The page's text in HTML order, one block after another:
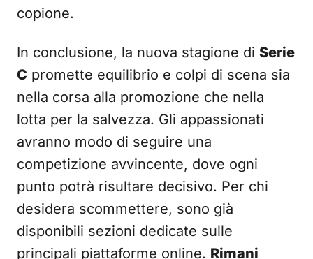
copione.
In conclusione, la nuova stagione di Serie
C promette equilibrio e colpi di scena sia
nella corsa alla promozione che nella
lotta per la salvezza. Gli appassionati
avranno modo di seguire una
competizione avvincente, dove ogni
punto potrà risultare decisivo. Per chi
desidera scommettere, sono già
disponibili sezioni dedicate sulle
principali piattaforme online. Rimani